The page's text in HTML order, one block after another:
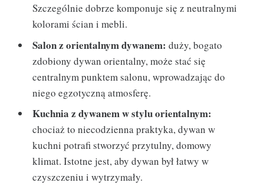
Szczególnie dobrze komponuje się z neutralnymi
kolorami ścian i mebli.
Salon z orientalnym dywanem: duży, bogato
zdobiony dywan orientalny, może stać się
centralnym punktem salonu, wprowadzając do
niego egzotyczną atmosferę.
Kuchnia z dywanem w stylu orientalnym:
chociaż to niecodzienna praktyka, dywan w
kuchni potrafi stworzyć przytulny, domowy
klimat. Istotne jest, aby dywan był łatwy w
czyszczeniu i wytrzymały.